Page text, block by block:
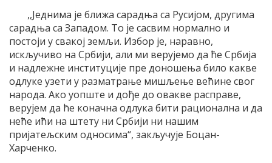
,,Једнима је ближа сарадња са Русијом, другима
сарадња са Западом. То је сасвим нормално и
постоји у свакој земљи. Избор је, наравно,
искључиво на Србији, али ми верујемо да ће Србија
и надлежне институције пре доношења било какве
одлуке узети у разматрање мишљење већине свог
народа. Ако уопште и дође до овакве расправе,
верујем да ће коначна одлука бити рационална и да
неће ићи на штету ни Србији ни нашим
пријатељским односима“, закључује Боцан-
Харченко.